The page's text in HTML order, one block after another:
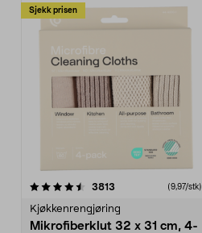
Sjekk prisen
3813 anmeldelser(9,97/stk)
Kjøkkenrengjøring
Mikrofiberklut 32 x 31 cm, 4-
4.5av 5 stjerner